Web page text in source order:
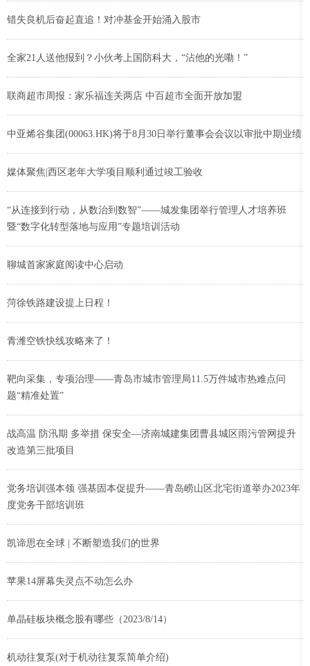
错失良机后奋起直追！对冲基金开始涌入股市
全家21人送他报到？小伙考上国防科大，“沾他的光嘞！”
联商超市周报：家乐福连关两店 中百超市全面开放加盟
中亚烯谷集团(00063.HK)将于8月30日举行董事会会议以审批中期业绩
媒体聚焦|西区老年大学项目顺利通过竣工验收
“从连接到行动，从数治到数智”——城发集团举行管理人才培养班
暨“数字化转型落地与应用”专题培训活动
聊城首家家庭阅读中心启动
菏徐铁路建设提上日程！
青潍空铁快线攻略来了！
靶向采集，专项治理——青岛市城市管理局11.5万件城市热难点问
题“精准处置”
战高温 防汛期 多举措 保安全—济南城建集团曹县城区雨污管网提升
改造第三批项目
党务培训强本领 强基固本促提升——青岛崂山区北宅街道举办2023年
度党务干部培训班
凯谛思在全球 | 不断塑造我们的世界
苹果14屏幕失灵点不动怎么办
单晶硅板块概念股有哪些（2023/8/14）
机动往复泵(对于机动往复泵简单介绍)